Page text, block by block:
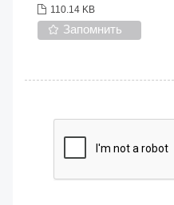
110.14 KB
Запомнить